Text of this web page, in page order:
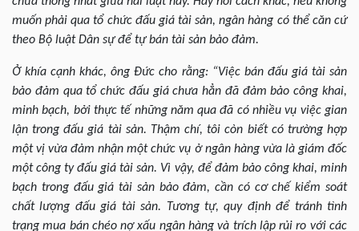
muốn phải qua tổ chức đấu giá tài sản, ngân hàng có thể căn cứ
theo Bộ luật Dân sự để tự bán tài sản bảo đảm.
Ở khía cạnh khác, ông Đức cho rằng: “Việc bán đấu giá tài sản
bảo đảm qua tổ chức đấu giá chưa hẳn đã đảm bảo công khai,
minh bạch, bởi thực tế những năm qua đã có nhiều vụ việc gian
lận trong đấu giá tài sản. Thậm chí, tôi còn biết có trường hợp
một vị vừa đảm nhận một chức vụ ở ngân hàng vừa là giám đốc
một công ty đấu giá tài sản. Vì vậy, để đảm bảo công khai, minh
bạch trong đấu giá tài sản bảo đảm, cần có cơ chế kiểm soát
chất lượng đấu giá tài sản. Tương tự, quy định để tránh tình
trạng mua bán chéo nợ xấu ngân hàng và trích lập rủi ro với các